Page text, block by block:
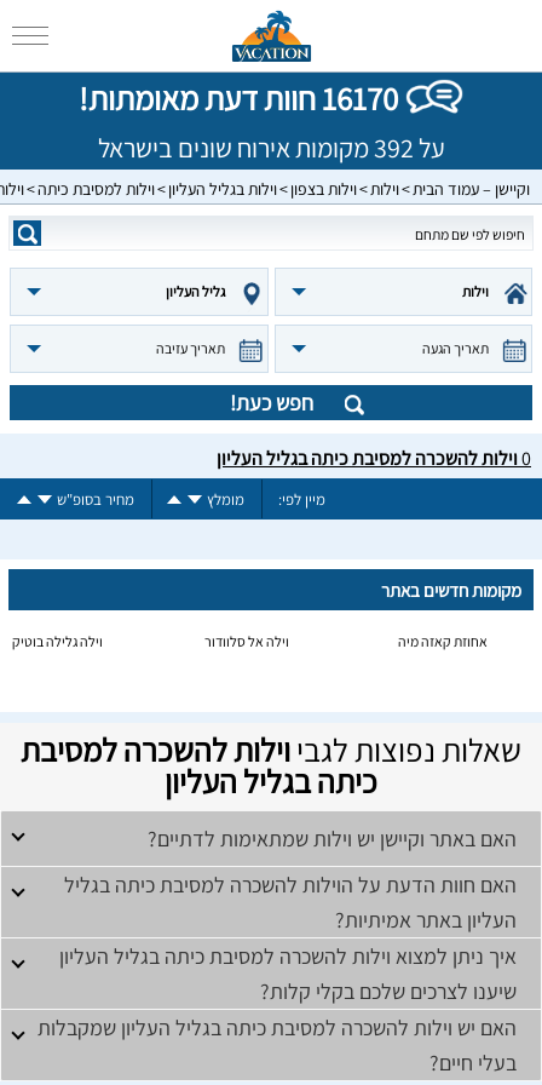
16170 חוות דעת מאומתות!
על 392 מקומות אירוח שונים בישראל
וקיישן – עמוד הבית וילות וילות בצפון וילות בגליל העליון וילות למסיבת כיתה
וילות גליל העליון
תאריך הגעה תאריך עזיבה
חפש כעת!
0וילות להשכרה למסיבת כיתה בגליל העליון
מיין לפי: מומלץ מחיר בסופ"ש
מקומות חדשים באתר
אחוזת קאזה מיה וילה אל סלוודור וילה גלילה בוטיק
שאלות נפוצות לגביוילות להשכרה למסיבת
כיתה בגליל העליון
האם באתר וקיישן יש וילות שמתאימות לדתיים?
האם חוות הדעת על הוילות להשכרה למסיבת כיתה בגליל
העליון באתר אמיתיות?
איך ניתן למצוא וילות להשכרה למסיבת כיתה בגליל העליון
שיענו לצרכים שלכם בקלי קלות?
האם יש וילות להשכרה למסיבת כיתה בגליל העליון שמקבלות
בעלי חיים?